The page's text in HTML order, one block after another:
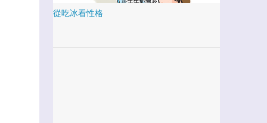
從吃冰看性格